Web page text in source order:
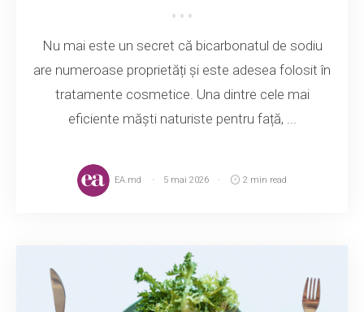
Nu mai este un secret că bicarbonatul de sodiu
are numeroase proprietăți și este adesea folosit în
tratamente cosmetice. Una dintre cele mai
eficiente măști naturiste pentru față, ...
EA.md 5 mai 2026 2 min read